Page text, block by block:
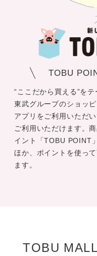
TOBU
“ここだから買える”を
東武グループのショッ
アプリをご利用いただ
ご利用いただけます。
イント「TOBU POINT
ほか、ポイントを使っ
ます。
TOBU